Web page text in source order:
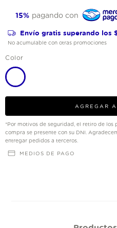
15% pagando con
Envío gratissuperando los
No acumulable con otras promociones
Color
*Por motivos de seguridad, el retiro de
compra se presente con su DNI.
entregar pedidos a terceros.
MEDIOS DE PAGO